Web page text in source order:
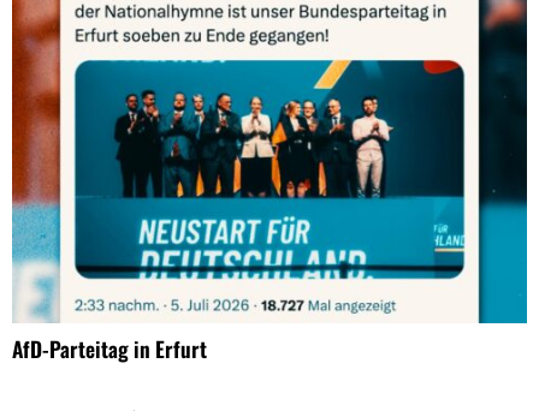
AfD-Parteitag in Erfurt